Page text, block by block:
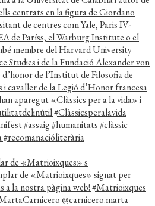
de «Matrioixques» s